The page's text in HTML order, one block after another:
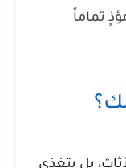
تماماً
بل يتغذى